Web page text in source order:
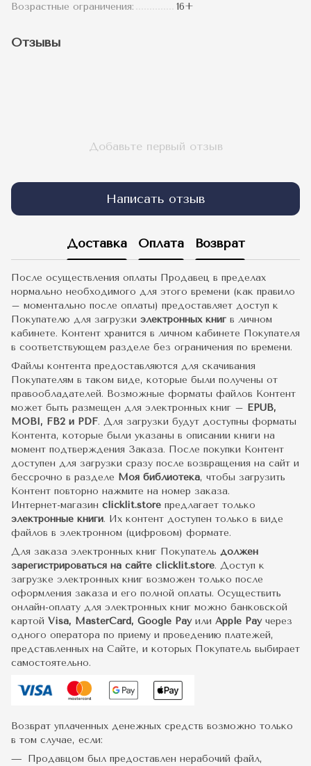
Возрастные ограничения: 16+
Отзывы
Добавьте первый отзыв
Написать отзыв
Доставка Оплата Возврат
После осуществления оплаты Продавец в пределах
нормально необходимого для этого времени (как правило
– моментально после оплаты) предоставляет доступ к
Покупателю для загрузки электронных книг в личном
кабинете. Контент хранится в личном кабинете Покупателя
в соответствующем разделе без ограничения по времени.
Файлы контента предоставляются для скачивания
Покупателям в таком виде, которые были получены от
правообладателей. Возможные форматы файлов Контент
может быть размещен для электронных книг – EPUB,
MOBI, FB2 и PDF. Для загрузки будут доступны форматы
Контента, которые были указаны в описании книги на
момент подтверждения Заказа. После покупки Контент
доступен для загрузки сразу после возвращения на сайт и
бессрочно в разделе Моя библиотека, чтобы загрузить
Контент повторно нажмите на номер заказа.
Интернет-магазин clicklit.store предлагает только
электронные книги. Их контент доступен только в виде
файлов в электронном (цифровом) формате.
Для заказа электронных книг Покупатель должен
зарегистрироваться на сайте clicklit.store. Доступ к
загрузке электронных книг возможен только после
оформления заказа и его полной оплаты. Осуществить
онлайн-оплату для электронных книг можно банковской
картой Visa, MasterCard, Google Pay или Apple Payчерез
одного оператора по приему и проведению платежей,
представленных на Сайте, и которых Покупатель выбирает
самостоятельно.
Возврат уплаченных денежных средств возможно только
в том случае, если:
Продавцом был предоставлен нерабочий файл,